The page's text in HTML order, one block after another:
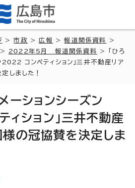
>市政 >広報 >報道関係資料
>
> 2022年5月 報道関係資料
> 「ひろ
2022 コンペティション」三井不動産リア
しました！
ーションシーズン
ション」三井不動産
様の冠協賛を決定しま